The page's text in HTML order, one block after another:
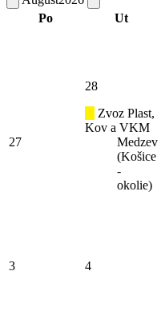
Po
Ut
27
28
Zvoz Plast,
Kov a VKM
Medzev
(Košice
-
okolie)
3 4